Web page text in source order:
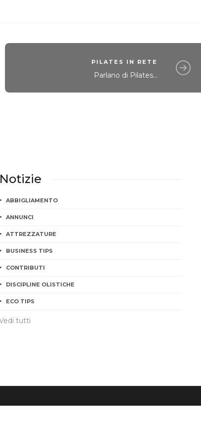
PILATES IN RETE
Parlano di Pilates...
Notizie
ABBIGLIAMENTO
ANNUNCI
ATTREZZATURE
BUSINESS TIPS
CONTRIBUTI
DISCIPLINE OLISTICHE
ECO TIPS